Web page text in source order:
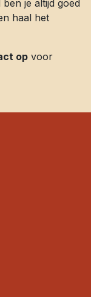
je altijd goed
haal het
op voor